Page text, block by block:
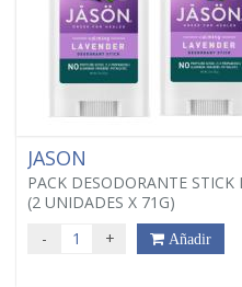
JASON
PACK DESODORANTE STICK
(2 UNIDADES X 71G)
- + Añadir